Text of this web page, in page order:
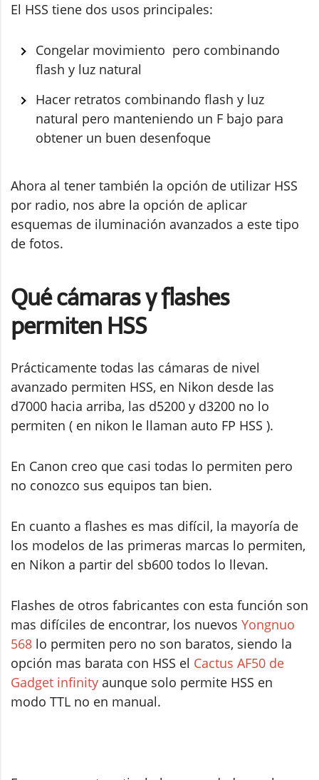
El HSS tiene dos usos principales:
Congelar movimiento pero combinando
flash y luz natural
Hacer retratos combinando flash y luz
natural pero manteniendo un F bajo para
obtener un buen desenfoque
Ahora al tener también la opción de utilizar HSS
por radio, nos abre la opción de aplicar
esquemas de iluminación avanzados a este tipo
de fotos.
Qué cámaras y flashes
permiten HSS
Prácticamente todas las cámaras de nivel
avanzado permiten HSS, en Nikon desde las
d7000 hacia arriba, las d5200 y d3200 no lo
permiten ( en nikon le llaman auto FP HSS ).
En Canon creo que casi todas lo permiten pero
no conozco sus equipos tan bien.
En cuanto a flashes es mas difícil, la mayoría de
los modelos de las primeras marcas lo permiten,
en Nikon a partir del sb600 todos lo llevan.
Flashes de otros fabricantes con esta función son
mas difíciles de encontrar, los nuevos Yongnuo
568 lo permiten pero no son baratos, siendo la
opción mas barata con HSS el Cactus AF50 de
Gadget infinity aunque solo permite HSS en
modo TTL no en manual.